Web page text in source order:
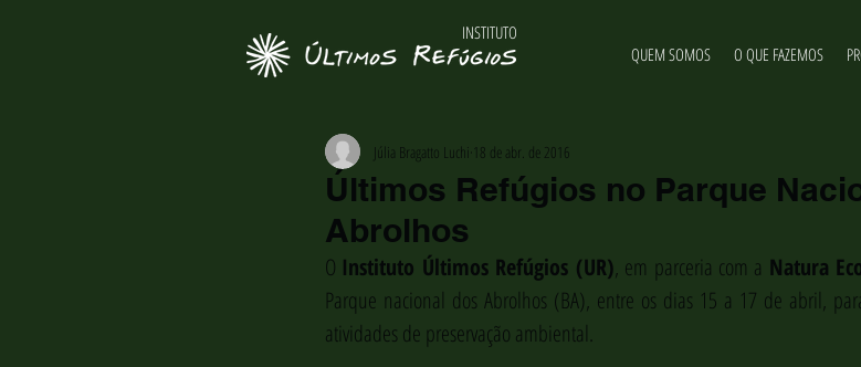
Últimos Refúgios no Parque
Abrolhos
Júlia Bragatto Luchi 18 de abr. de 2016
O Instituto Últimos Refúgios (UR), em parceria com a Natura
Parque nacional dos Abrolhos (BA), entre os dias 15 a 17 de abril,
atividades de preservação ambiental.
INSTITUTO
QUEM SOMOS
O QUE FAZEMOS